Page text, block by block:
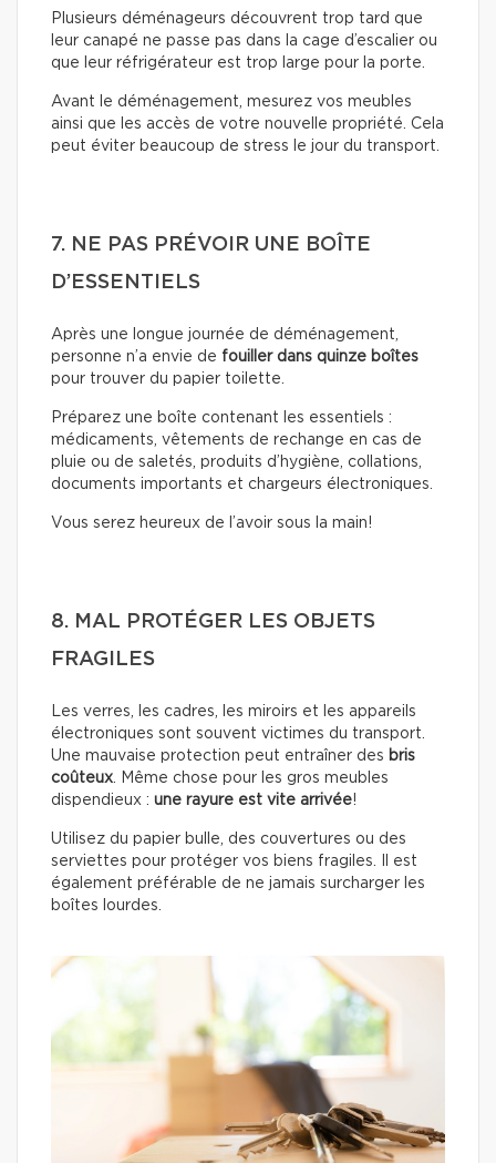
Plusieurs déménageurs découvrent trop tard que
leur canapé ne passe pas dans la cage d’escalier ou
que leur réfrigérateur est trop large pour la porte.
Avant le déménagement, mesurez vos meubles
ainsi que les accès de votre nouvelle propriété. Cela
peut éviter beaucoup de stress le jour du transport.
7. NE PAS PRÉVOIR UNE BOÎTE
D’ESSENTIELS
Après une longue journée de déménagement,
personne n’a envie de fouiller dans quinze boîtes
pour trouver du papier toilette.
Préparez une boîte contenant les essentiels :
médicaments, vêtements de rechange en cas de
pluie ou de saletés, produits d’hygiène, collations,
documents importants et chargeurs électroniques.
Vous serez heureux de l’avoir sous la main!
8. MAL PROTÉGER LES OBJETS
FRAGILES
Les verres, les cadres, les miroirs et les appareils
électroniques sont souvent victimes du transport.
Une mauvaise protection peut entraîner des bris
coûteux. Même chose pour les gros meubles
dispendieux : une rayure est vite arrivée!
Utilisez du papier bulle, des couvertures ou des
serviettes pour protéger vos biens fragiles. Il est
également préférable de ne jamais surcharger les
boîtes lourdes.